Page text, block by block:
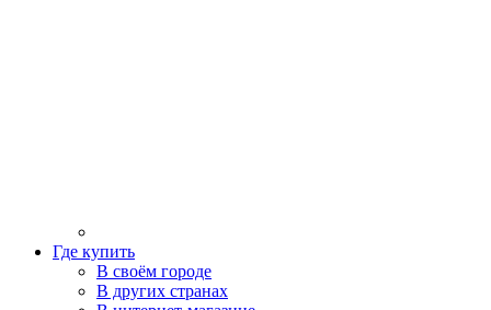
Где купить
В своём городе
В других странах